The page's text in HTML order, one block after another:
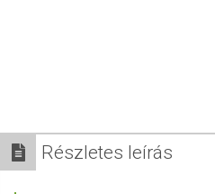
Részletes leírás